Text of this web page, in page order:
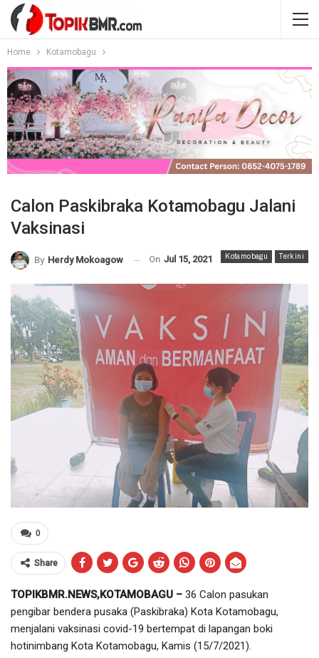
Home Kotamobagu
Calon Paskibraka Kotamobagu Jalani
Vaksinasi
Kotamobagu Terkini
By Herdy Mokoagow On Jul 15, 2021
0
Share
TOPIKBMR.NEWS,KOTAMOBAGU – 36 Calon pasukan
pengibar bendera pusaka (Paskibraka) Kota Kotamobagu,
menjalani vaksinasi covid-19 bertempat di lapangan boki
hotinimbang Kota Kotamobagu, Kamis (15/7/2021).